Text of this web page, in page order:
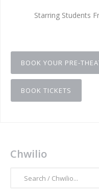
Starring Students
BOOK YOUR PRE-
BOOK TICKETS
Chwilio